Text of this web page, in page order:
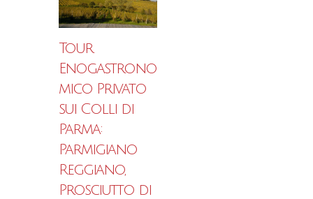
Tour
Enogastrono
mico Privato
sui Colli di
Parma:
Parmigiano
Reggiano,
Prosciutto di